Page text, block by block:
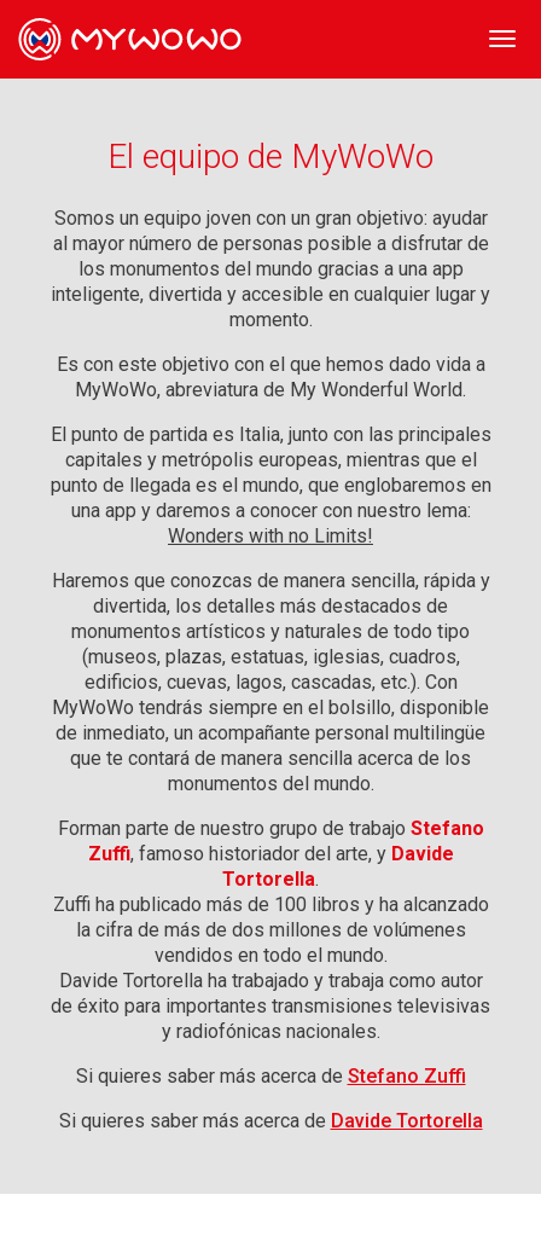
El equipo de MyWoWo
Somos un equipo joven con un gran objetivo: ayudar
al mayor número de personas posible a disfrutar de
los monumentos del mundo gracias a una app
inteligente, divertida y accesible en cualquier lugar y
momento.
Es con este objetivo con el que hemos dado vida a
MyWoWo, abreviatura de My Wonderful World.
El punto de partida es Italia, junto con las principales
capitales y metrópolis europeas, mientras que el
punto de llegada es el mundo, que englobaremos en
una app y daremos a conocer con nuestro lema:
Wonders with no Limits!
Haremos que conozcas de manera sencilla, rápida y
divertida, los detalles más destacados de
monumentos artísticos y naturales de todo tipo
(museos, plazas, estatuas, iglesias, cuadros,
edificios, cuevas, lagos, cascadas, etc.). Con
MyWoWo tendrás siempre en el bolsillo, disponible
de inmediato, un acompañante personal multilingüe
que te contará de manera sencilla acerca de los
monumentos del mundo.
Forman parte de nuestro grupo de trabajo Stefano
Zuffi, famoso historiador del arte, y Davide
Tortorella.
Zuffi ha publicado más de 100 libros y ha alcanzado
la cifra de más de dos millones de volúmenes
vendidos en todo el mundo.
Davide Tortorella ha trabajado y trabaja como autor
de éxito para importantes transmisiones televisivas
y radiofónicas nacionales.
Si quieres saber más acerca de Stefano Zuffi
Si quieres saber más acerca de Davide Tortorella